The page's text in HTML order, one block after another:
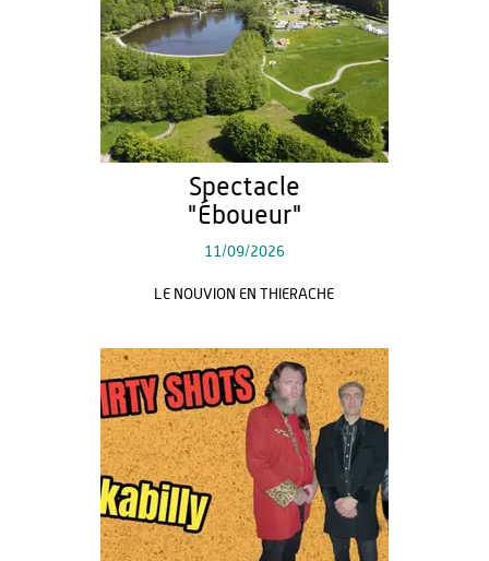
Spectacle
"Éboueur"
11/09/2026
LE NOUVION EN THIERACHE